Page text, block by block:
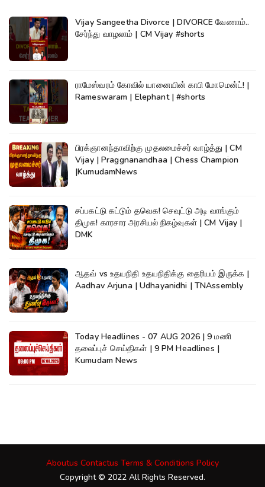
Vijay Sangeetha Divorce | DIVORCE வேணாம்..
சேர்ந்து வாழலாம் | CM Vijay #shorts
ராமேஸ்வரம் கோவில் யானையின் காபி மோமென்ட்! |
Rameswaram | Elephant | #shorts
பிரக்ஞானந்தாவிற்கு முதலமைச்சர் வாழ்த்து | CM
Vijay | Praggnanandhaa | Chess Champion
|KumudamNews
சப்பகட்டு கட்டும் தவெக! செவுட்டு அடி வாங்கும்
திமுக! காரசார அரசியல் நிகழ்வுகள் | CM Vijay |
DMK
ஆதவ் vs உதயநிதி உதயநிதிக்கு தைரியம் இருக்க |
Aadhav Arjuna | Udhayanidhi | TNAssembly
Today Headlines - 07 AUG 2026 | 9 மணி
தலைப்புச் செய்திகள் | 9 PM Headlines |
Kumudam News
Aboutus Contactus Terms & Conditions Policy
Copyright © 2022 All Rights Reserved.